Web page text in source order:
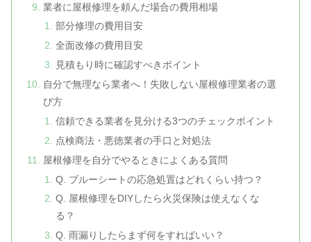
業者に屋根修理を頼んだ場合の費用相場
部分修理の費用目安
全面改修の費用目安
見積もり時に確認すべきポイント
自分で無理なら業者へ！失敗しない屋根修理業者の選
び方
信頼できる業者を見分ける3つのチェックポイント
点検商法・悪徳業者の手口と対処法
屋根修理を自分でやるときによくある質問
Q. ブルーシートの応急処置はどれくらい持つ？
Q. 屋根修理をDIYしたら火災保険は使えなくな
る？
Q. 雨漏りしたらまず何をすればいい？